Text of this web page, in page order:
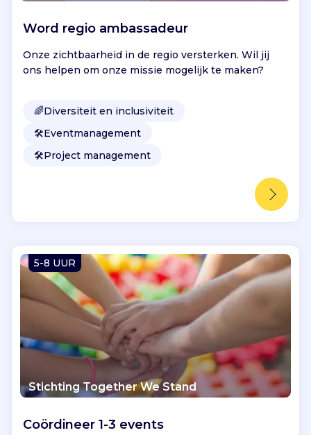
Word regio ambassadeur
Onze zichtbaarheid in de regio versterken. Wil jij
ons helpen om onze missie mogelijk te maken?
🌈Diversiteit en inclusiviteit
🛠️Eventmanagement
🛠️Project management
5-8 UUR
Stichting Together We Stand
Coördineer 1-3 events